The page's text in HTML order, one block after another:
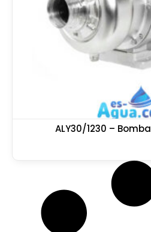
ALY30/1230 –